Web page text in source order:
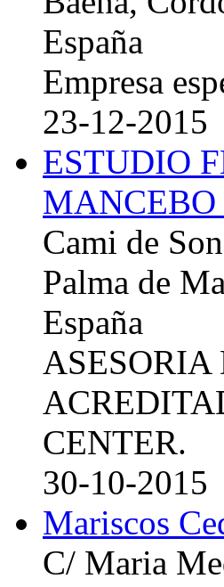
España
Empresa
23-12-2015
ESTUDIO
MANCEBO
Cami de
Palma de
España
CENTER.
30-10-2015
Mariscos
C/ Maria